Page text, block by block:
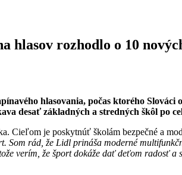
hlasov rozhodlo o 10
hlasovania, počas ktorého
desať základných a stredných škôl po
je poskytnúť školám bezpečné a
Som rád, že Lidl prináša moderné
verím, že šport dokáže dať deťom radosť a